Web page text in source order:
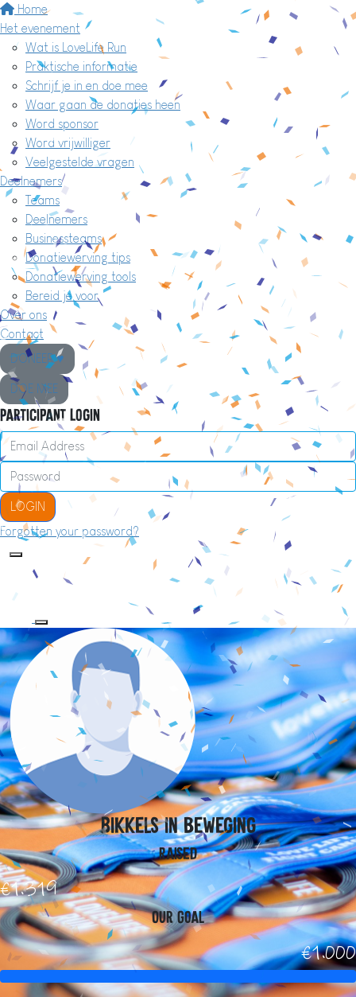
Home
Het evenement
Wat is LoveLife Run
Praktische informatie
Schrijf je in en doe mee
Waar gaan de donaties heen
Word sponsor
Word vrijwilliger
Veelgestelde vragen
Deelnemers
Teams
Deelnemers
Businessteams
Donatiewerving tips
Donatiewerving tools
Bereid je voor
Over ons
Contact
DONEER ♥
DOE MEE
Participant Login
LOGIN
Forgotten your password?
Bikkels in beweging
Raised
€1.319
Our Goal
€1.000